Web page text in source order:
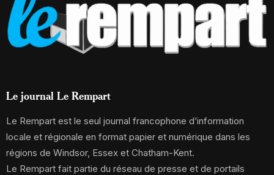
Le journal Le Rempart
Le Rempart est le seul journal francophone d’information
locale et régionale en format papier et numérique dans les
régions de Windsor, Essex et Chatham-Kent.
Le Rempart fait partie du réseau de presse et de portails